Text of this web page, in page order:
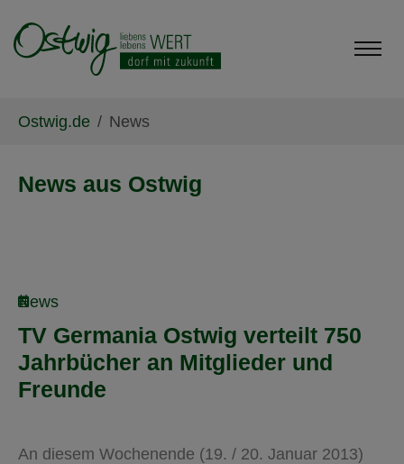
Ostwig.de News
News aus Ostwig
News
TV Germania Ostwig verteilt 750
Jahrbücher an Mitglieder und
Freunde
An diesem Wochenende (19. / 20. Januar 2013)